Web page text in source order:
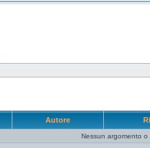
Autore
Nessun argomento o